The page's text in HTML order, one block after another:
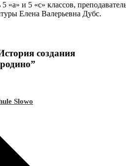
«а» и 5 «с» классов,
Елена Валерьевна Дубс.
создания
Slowo